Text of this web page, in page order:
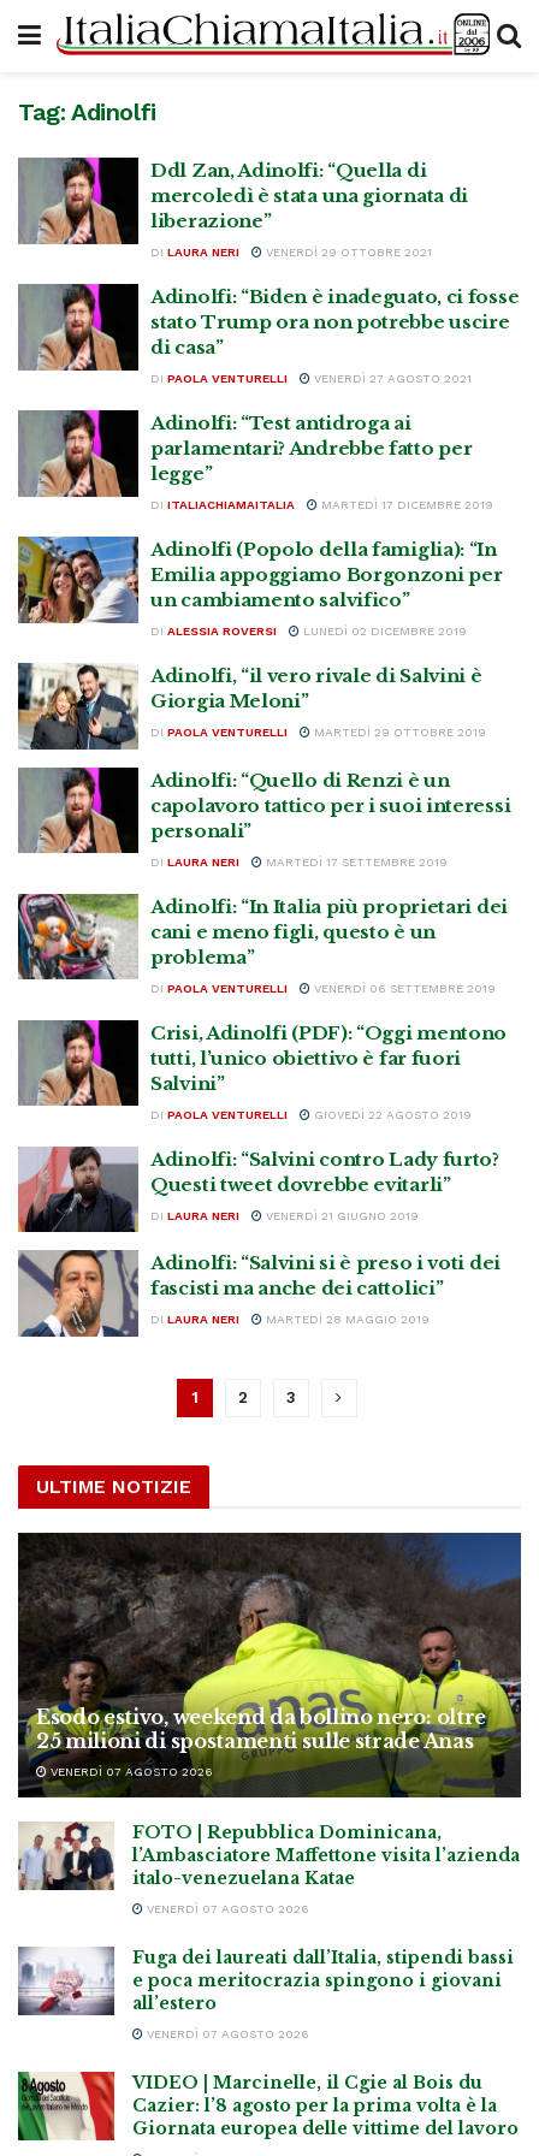
Tag: Adinolfi
Ddl Zan, Adinolfi: “Quella di
mercoledì è stata una giornata di
liberazione”
DI LAURA NERI VENERDÌ 29 OTTOBRE 2021
Adinolfi: “Biden è inadeguato, ci fosse
stato Trump ora non potrebbe uscire
di casa”
DI PAOLA VENTURELLI VENERDÌ 27 AGOSTO 2021
Adinolfi: “Test antidroga ai
parlamentari? Andrebbe fatto per
legge”
DI ITALIACHIAMAITALIA MARTEDÌ 17 DICEMBRE 2019
Adinolfi (Popolo della famiglia): “In
Emilia appoggiamo Borgonzoni per
un cambiamento salvifico”
DI ALESSIA ROVERSI LUNEDÌ 02 DICEMBRE 2019
Adinolfi, “il vero rivale di Salvini è
Giorgia Meloni”
DI PAOLA VENTURELLI MARTEDÌ 29 OTTOBRE 2019
Adinolfi: “Quello di Renzi è un
capolavoro tattico per i suoi interessi
personali”
DI LAURA NERI MARTEDÌ 17 SETTEMBRE 2019
Adinolfi: “In Italia più proprietari dei
cani e meno figli, questo è un
problema”
DI PAOLA VENTURELLI VENERDÌ 06 SETTEMBRE 2019
Crisi, Adinolfi (PDF): “Oggi mentono
tutti, l’unico obiettivo è far fuori
Salvini”
DI PAOLA VENTURELLI GIOVEDÌ 22 AGOSTO 2019
Adinolfi: “Salvini contro Lady furto?
Questi tweet dovrebbe evitarli”
DI LAURA NERI VENERDÌ 21 GIUGNO 2019
Adinolfi: “Salvini si è preso i voti dei
fascisti ma anche dei cattolici”
DI LAURA NERI MARTEDÌ 28 MAGGIO 2019
1 2 3
ULTIME NOTIZIE
Esodo estivo, weekend da bollino nero: oltre
25 milioni di spostamenti sulle strade Anas
VENERDÌ 07 AGOSTO 2026
FOTO | Repubblica Dominicana,
l’Ambasciatore Maffettone visita l’azienda
italo-venezuelana Katae
VENERDÌ 07 AGOSTO 2026
Fuga dei laureati dall’Italia, stipendi bassi
e poca meritocrazia spingono i giovani
all’estero
VENERDÌ 07 AGOSTO 2026
VIDEO | Marcinelle, il Cgie al Bois du
Cazier: l’8 agosto per la prima volta è la
Giornata europea delle vittime del lavoro